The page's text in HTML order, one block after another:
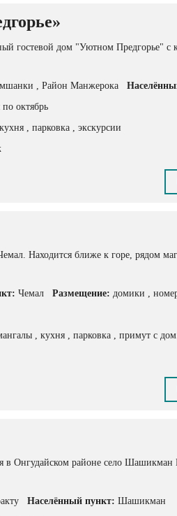
гостевой дом "Уютном Предгорье" с
, Район Манжерока
по октябрь
, парковка , экскурсии
Находится ближе к горе, рядом
Чемал Размещение: домики ,
, кухня , парковка , примут с
в Онгудайском районе село Шашикман
Населённый пункт: Шашикман